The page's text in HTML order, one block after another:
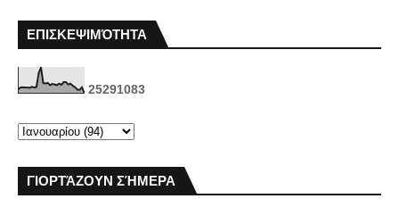
ΕΠΙΣΚΕΨΙΜΌΤΗΤΑ
25291083
ΓΙΟΡΤΆΖΟΥΝ ΣΉΜΕΡΑ